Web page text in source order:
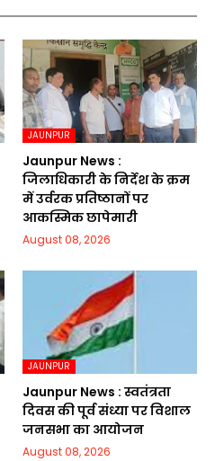
JAUNPUR
Jaunpur News :
जिलाधिकारी के निर्देश के क्रम
में उर्वरक प्रतिष्ठानों पर
आकस्मिक छापेमारी
August 08, 2026
JAUNPUR
Jaunpur News : स्वतंत्रता
दिवस की पूर्व संध्या पर विशाल
जनसभा का आयोजन
August 08, 2026